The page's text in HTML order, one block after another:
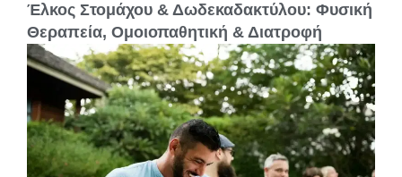
Έλκος Στομάχου & Δωδεκαδακτύλου: Φυσική
Θεραπεία, Ομοιοπαθητική & Διατροφή